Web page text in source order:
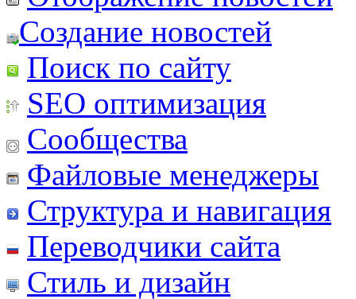
Создание новостей
Поиск по сайту
SEO оптимизация
Сообщества
Файловые менеджеры
Структура и навигация
Переводчики сайта
Стиль и дизайн